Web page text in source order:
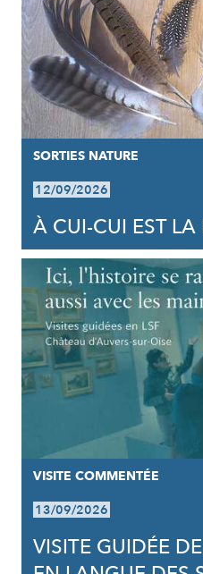
SORTIES NATURE
12/09/2026
À CUI-CUI EST LA
VISITE COMMENTÉE
13/09/2026
VISITE GUIDÉE